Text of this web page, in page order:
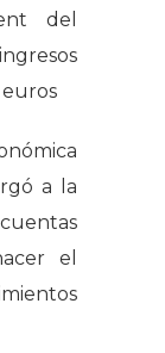
del
a la
el